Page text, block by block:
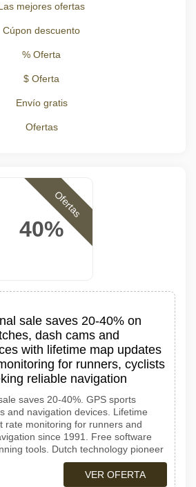
mejores ofertas
Cúpon descuento
% Oferta
$ Oferta
Envío gratis
Ofertas
40%
Ofertas
sale saves 20-40% on
dash cams and
with lifetime map updates
for runners, cyclists
reliable navigation
saves 20-40%. GPS sports
and navigation devices. Lifetime
rate monitoring for runners and
since 1991. Free software
tools. Dutch technology pioneer
VER OFERTA